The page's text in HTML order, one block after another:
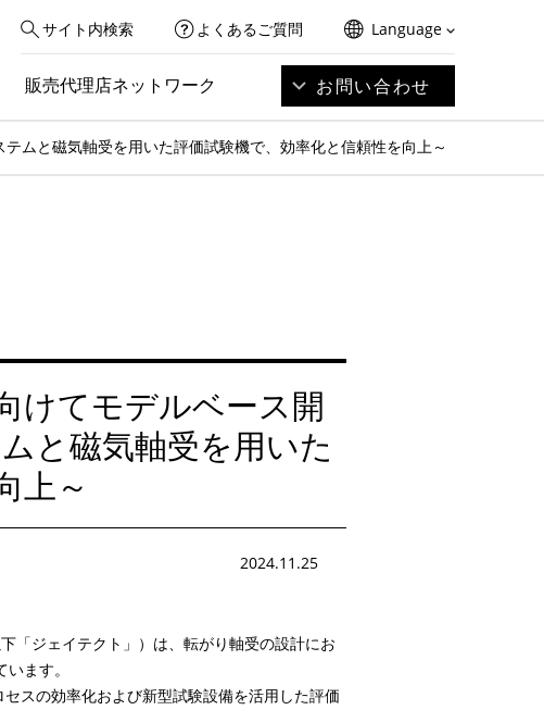
サイト内検索 よくあるご質問 Language
販売代理店ネットワーク お問い合わせ
ムと磁気軸受を用いた評価試験機で、効率化と信頼性を向上～
けてモデルベース開
と磁気軸受を用いた
上～
2024.11.25
「ジェイテクト」）は、転がり軸受の設計にお
ます。
スの効率化および新型試験設備を活用した評価